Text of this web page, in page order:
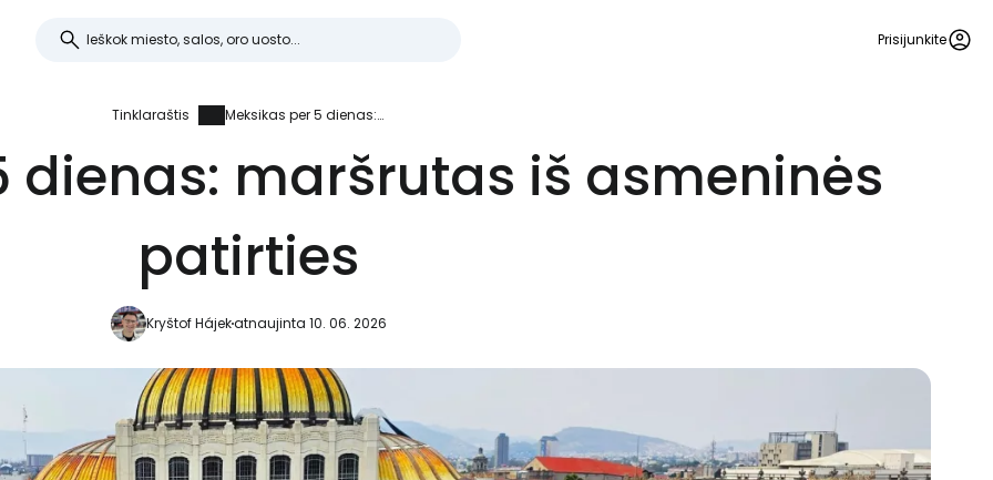
Prisijunkite
Tinklaraštis Meksikas per 5 dienas: maršrutas iš asmeninės patirties
dienas: maršrutas iš asmeninės
patirties
Kryštof Hájekatnaujinta 10. 06. 2026